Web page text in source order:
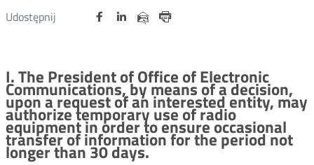
Udostępnij
Udostępnij
Otwórz Udostępnij
na
OtwórzUdostępnij
na
OtwórzUdostępnij
przez
I. The President of Office of Electronic
Communications, by means of a decision,
upon a request of an interested entity, may
authorize temporary use of radio
equipment in order to ensure occasional
transfer of information for the period not
longer than 30 days.